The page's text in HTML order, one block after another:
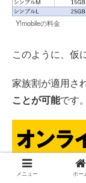
Y!mobileの料金
このように、仮
家族割が適用さ
ことが可能です。
メニュー ホー